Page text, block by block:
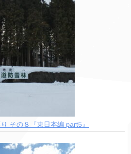
その８『東日本編 part5』